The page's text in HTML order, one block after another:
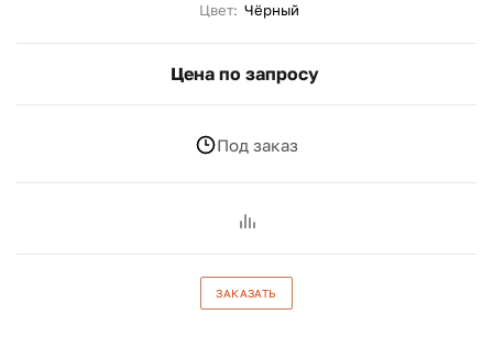
Цвет: Чёрный
Цена по запросу
Под заказ
ЗАКАЗАТЬ